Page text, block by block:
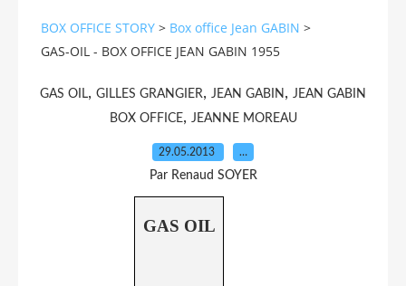
BOX OFFICE STORY > Box office Jean GABIN >
GAS-OIL - BOX OFFICE JEAN GABIN 1955
GAS OIL, GILLES GRANGIER, JEAN GABIN , JEAN GABIN
BOX OFFICE, JEANNE MOREAU
29.05.2013 …
Par Renaud SOYER
GAS OIL